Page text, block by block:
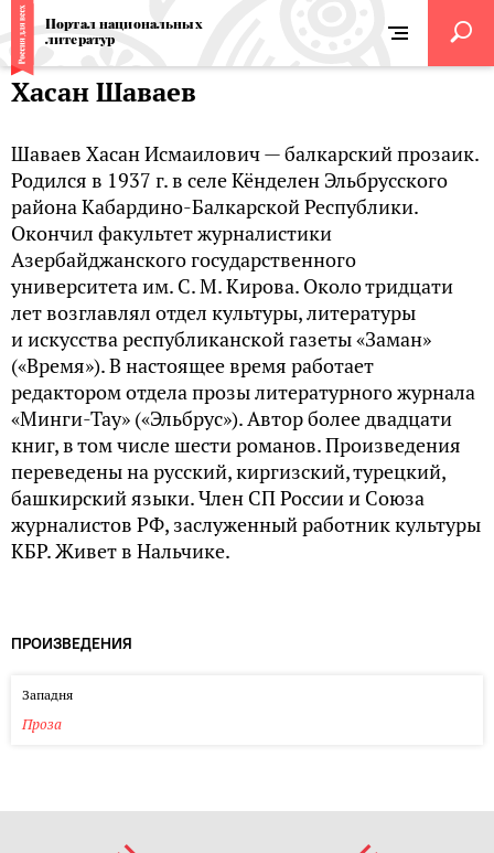
Портал национальных
литератур
Хасан Шаваев
Шаваев Хасан Исмаилович — балкарский прозаик.
Родился в 1937 г. в селе Кёнделен Эльбрусского
района Кабардино-Балкарской Республики.
Окончил факультет журналистики
Азербайджанского государственного
университета им. С. М. Кирова. Около тридцати
лет возглавлял отдел культуры, литературы
и искусства республиканской газеты «Заман»
(«Время»). В настоящее время работает
редактором отдела прозы литературного журнала
«Минги-Тау» («Эльбрус»). Автор более двадцати
книг, в том числе шести романов. Произведения
переведены на русский, киргизский, турецкий,
башкирский языки. Член СП России и Союза
журналистов РФ, заслуженный работник культуры
КБР. Живет в Нальчике.
ПРОИЗВЕДЕНИЯ
Западня
Проза